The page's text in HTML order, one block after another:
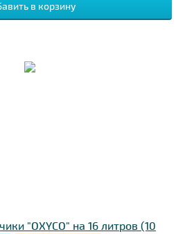
"OXYCO" на 16 литров (10